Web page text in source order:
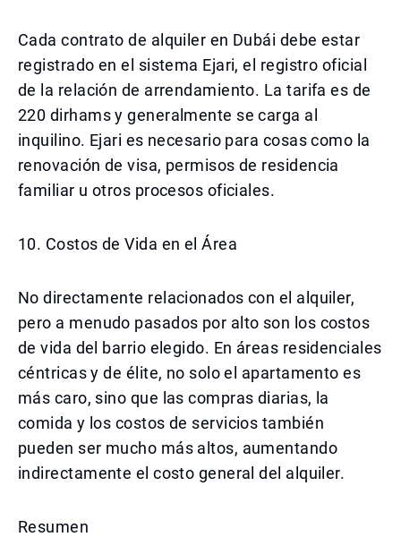
Cada contrato de alquiler en Dubái debe estar
registrado en el sistema Ejari, el registro oficial
de la relación de arrendamiento. La tarifa es de
220 dirhams y generalmente se carga al
inquilino. Ejari es necesario para cosas como la
renovación de visa, permisos de residencia
familiar u otros procesos oficiales.
10. Costos de Vida en el Área
No directamente relacionados con el alquiler,
pero a menudo pasados por alto son los costos
de vida del barrio elegido. En áreas residenciales
céntricas y de élite, no solo el apartamento es
más caro, sino que las compras diarias, la
comida y los costos de servicios también
pueden ser mucho más altos, aumentando
indirectamente el costo general del alquiler.
Resumen